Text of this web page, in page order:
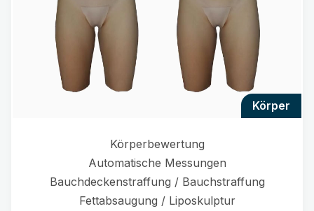
körper
Körperbewertung
Automatische Messungen
Bauchdeckenstraffung / Bauchstraffung
Fettabsaugung / Liposkulptur